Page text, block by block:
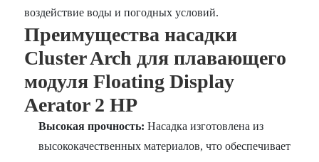
воздействие воды и погодных условий.
Преимущества насадки
Cluster Arch для плавающего
модуля Floating Display
Aerator 2 HP
Высокая прочность: Насадка изготовлена из
высококачественных материалов, что обеспечивает